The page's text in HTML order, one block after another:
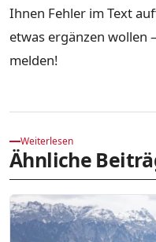
Ihnen Fehler im Text
etwas ergänzen wollen
melden!
Weiterlesen
Ähnliche